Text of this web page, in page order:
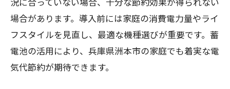
度
電気代節約には補助金申請時期が重要
補助金申請の注意点と電気代対策の連動
電気代に差が出る補助金申請のベストタ
況に合っていない場合、十分な節約効果が得られない
場合があります。導入前には家庭の消費電力量やライ
フスタイルを見直し、最適な機種選びが重要です。蓄
電池の活用により、兵庫県洲本市の家庭でも着実な電
気代節約が期待できます。